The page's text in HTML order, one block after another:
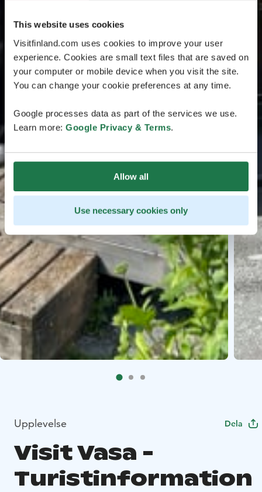
This website uses cookies
Visitfinland.com uses cookies to improve your user
experience. Cookies are small text files that are saved on
your computer or mobile device when you visit the site.
You can change your cookie preferences at any time.
Google processes data as part of the services we use.
Learn more: Google Privacy & Terms.
Allow all
Use necessary cookies only
Upplevelse Dela
Visit Vasa -
Turistinformation